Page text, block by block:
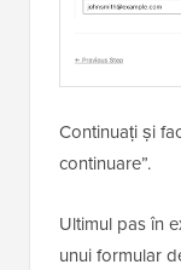
Continuați și
continuare”.
Ultimul pas în
unui formular